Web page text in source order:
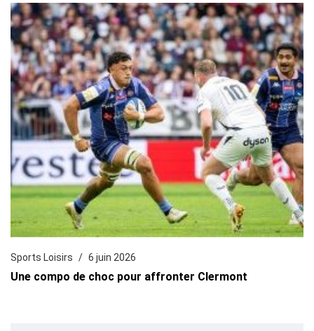
Sports Loisirs 6 juin 2026
Une compo de choc pour affronter Clermont